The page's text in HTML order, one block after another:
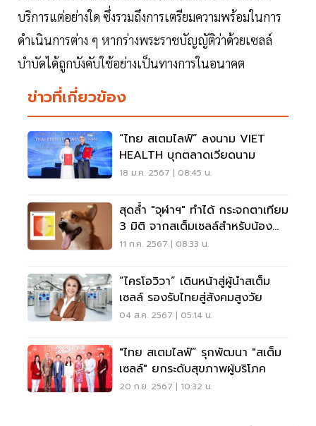
บริการแต่อย่างใด ซึ่งรวมถึงการเตรียมความพร้อมในการ
ดำเนินการต่าง ๆ หากร่างพระราชบัญญัติว่าด้วยเซลล์
บำบัดได้ถูกบังคับใช้อย่างเป็นทางการในอนาคต
ข่าวที่เกี่ยวข้อง
“ไทย สเตมไลฟ์” ลงนาม VIET
HEALTH บุกตลาดเวียดนาม
18 ม.ค. 2567 | 08:45 น.
สุดล้ำ "จุฬาฯ" ทำได้ กระจกตาเทียม
3 มิติ จากสเต็มเซลล์สำหรับน้อง
หมา
11 ก.ค. 2567 | 08:33 น.
“ไครโอวิวา” เดินหน้าสู่ผู้นำสเต็ม
เซลล์ รองรับไทยสู่สังคมสูงวัย
04 ส.ค. 2567 | 05:14 น.
"ไทย สเตมไลฟ์” รุกพัฒนา "สเต็ม
เซลล์" ยกระดับสุขภาพผู้บริโภค
20 ก.ย. 2567 | 10:32 น.